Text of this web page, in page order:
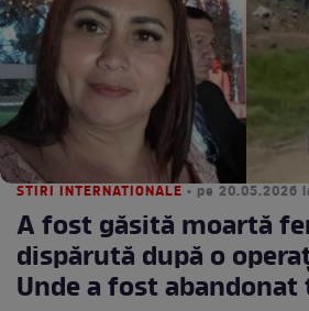
STIRI INTERNATIONALE • pe 20.05.2026
A fost găsită moartă
dispărută după o
Unde a fost